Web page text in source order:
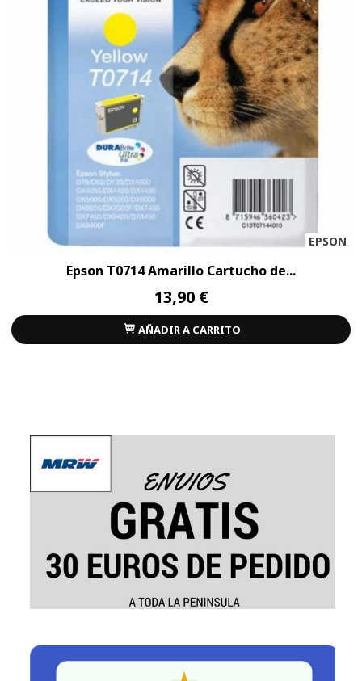
EPSON
Epson T0714 Amarillo Cartucho de...
13,90 €
AÑADIR A CARRITO